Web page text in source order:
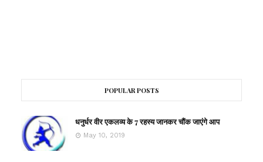
POPULAR POSTS
धनुर्धर वीर एकलव्य के 7 रहस्य जानकर चौंक जाएंगे आप
May 10, 2019